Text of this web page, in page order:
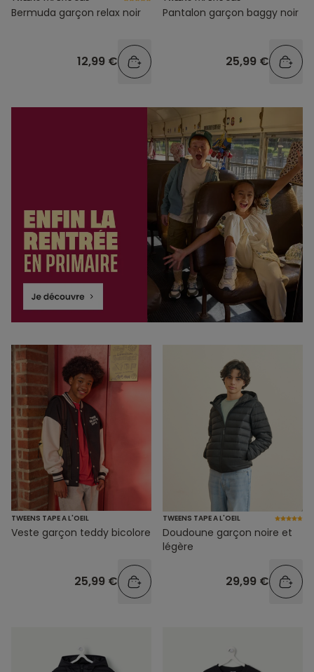
Bermuda garçon relax noir
12,99 €
Pantalon garçon baggy noir
25,99 €
TWEENS TAPE A L'OEIL
Veste garçon teddy bicolore
25,99 €
TWEENS TAPE A L'OEIL
Doudoune garçon noire et
légère
29,99 €